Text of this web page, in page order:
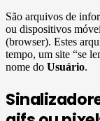
São arquivos de
ou dispositivos
(browser). Estes
tempo, um site “se
nome do Usuário.